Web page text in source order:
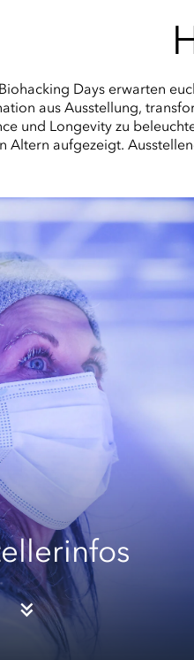
Days erwarten
aus Ausstellung,
und Longevity zu
Altern aufgezeigt.